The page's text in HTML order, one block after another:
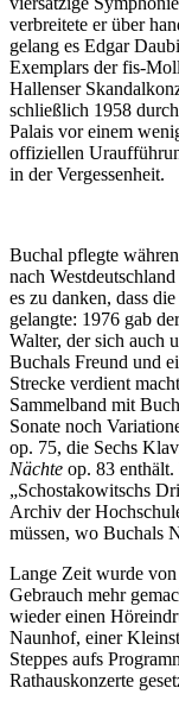
verbreitete er über
gelang es Edgar
Exemplars der fis-
Hallenser
schließlich 1958
Palais vor einem
offiziellen
in der Vergessenheit.
Buchal pflegte
nach
es zu danken, dass
gelangte: 1976 gab
Walter, der sich auch
Buchals Freund und
Strecke verdient
Sammelband mit
Sonate noch
op. 75, die Sechs
Nächte op. 83
„Schostakowitschs
Archiv der
müssen, wo Buchals
Lange Zeit wurde
Gebrauch mehr
wieder einen
Naunhof, einer
Steppes aufs
Rathauskonzerte